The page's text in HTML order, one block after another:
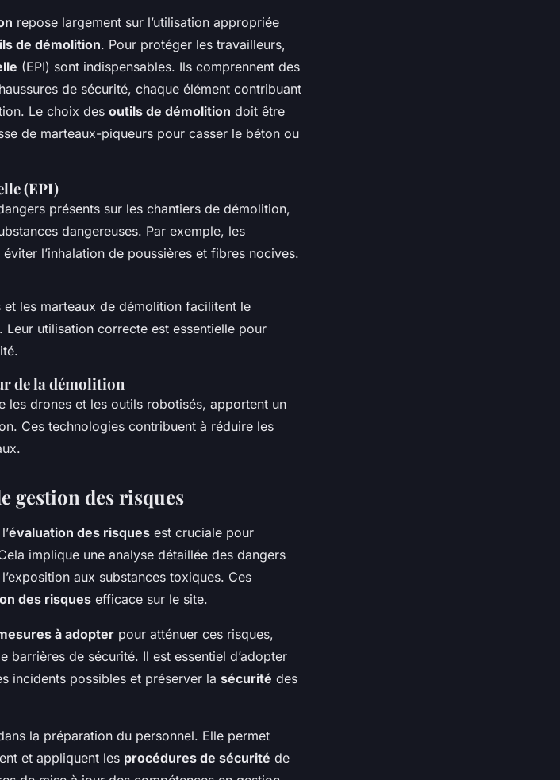
repose largement sur l’utilisation appropriée
de démolition. Pour protéger les travailleurs,
(EPI) sont indispensables. Ils comprennent des
de sécurité, chaque élément contribuant
Le choix des outils de démolition doit être
de marteaux-piqueurs pour casser le béton ou
(EPI)
présents sur les chantiers de démolition,
dangereuses. Par exemple, les
l’inhalation de poussières et fibres nocives.
les marteaux de démolition facilitent le
Leur utilisation correcte est essentielle pour
de la démolition
les drones et les outils robotisés, apportent un
Ces technologies contribuent à réduire les
gestion des risques
évaluation des risques est cruciale pour
implique une analyse détaillée des dangers
aux substances toxiques. Ces
des risques efficace sur le site.
à adopter pour atténuer ces risques,
barrières de sécurité. Il est essentiel d’adopter
incidents possibles et préserver la sécurité des
la préparation du personnel. Elle permet
et appliquent les procédures de sécurité de